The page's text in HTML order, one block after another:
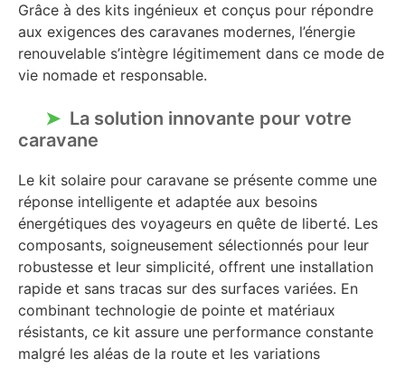
Grâce à des kits ingénieux et conçus pour répondre
aux exigences des caravanes modernes, l’énergie
renouvelable s’intègre légitimement dans ce mode de
vie nomade et responsable.
La solution innovante pour votre
caravane
Le kit solaire pour caravane se présente comme une
réponse intelligente et adaptée aux besoins
énergétiques des voyageurs en quête de liberté. Les
composants, soigneusement sélectionnés pour leur
robustesse et leur simplicité, offrent une installation
rapide et sans tracas sur des surfaces variées. En
combinant technologie de pointe et matériaux
résistants, ce kit assure une performance constante
malgré les aléas de la route et les variations